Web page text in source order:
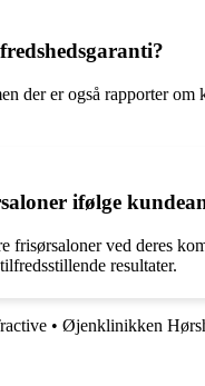
der er også rapporter
ifølge
ved deres
resultater.
• Øjenklinikken